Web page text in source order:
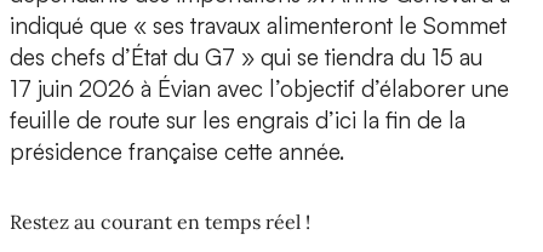
indiqué que « ses travaux alimenteront le Sommet
des chefs d’État du G7 » qui se tiendra du 15 au
17 juin 2026 à Évian avec l’objectif d’élaborer une
feuille de route sur les engrais d’ici la fin de la
présidence française cette année.
Restez au courant en temps réel !